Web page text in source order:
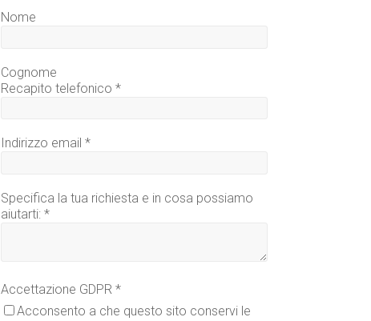
Nome
Cognome
Recapito telefonico*
Indirizzo email*
Specifica la tua richiesta e in cosa possiamo
aiutarti:*
Accettazione GDPR*
Acconsento a che questo sito conservi le